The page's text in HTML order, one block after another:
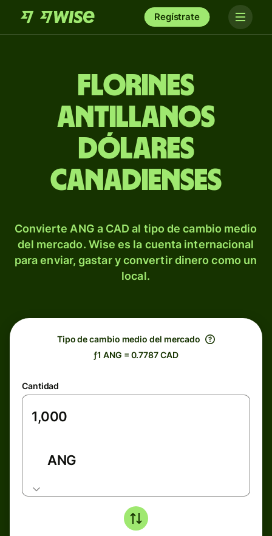
Regístrate
Florines
antillanos
dólares
canadienses
Convierte ANG a CAD al tipo de cambio medio
del mercado. Wise es la cuenta internacional
para enviar, gastar y convertir dinero como un
local.
Tipo de cambio medio del mercado
ƒ1 ANG = 0.7787 CAD
Cantidad
ANG